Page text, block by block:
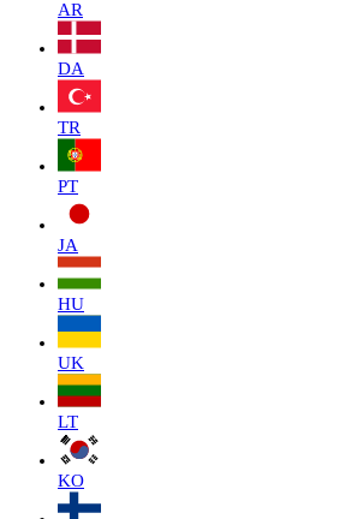
AR
DA
TR
PT
JA
HU
UK
LT
KO